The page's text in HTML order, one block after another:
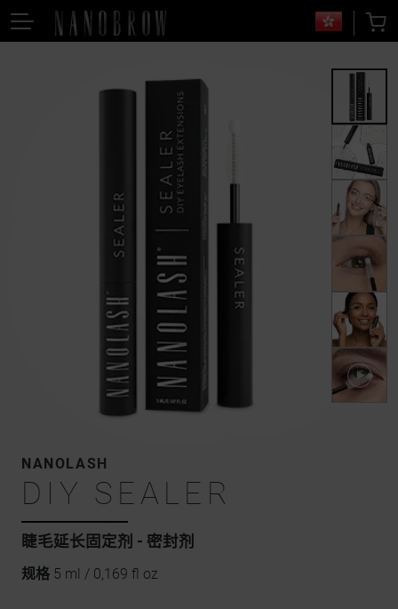
NANOLASH
DIY SEALER
睫毛延长固定剂 - 密封剂
规格 5 ml / 0,169 fl oz